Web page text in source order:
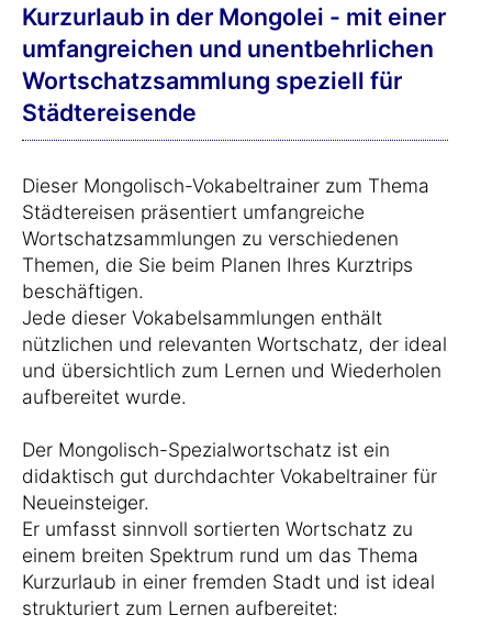
Kurzurlaub in der Mongolei - mit einer
umfangreichen und unentbehrlichen
Wortschatzsammlung speziell für
Städtereisende
Dieser Mongolisch-Vokabeltrainer zum Thema
Städtereisen präsentiert umfangreiche
Wortschatzsammlungen zu verschiedenen
Themen, die Sie beim Planen Ihres Kurztrips
beschäftigen.
Jede dieser Vokabelsammlungen enthält
nützlichen und relevanten Wortschatz, der ideal
und übersichtlich zum Lernen und Wiederholen
aufbereitet wurde.
Der Mongolisch-Spezialwortschatz ist ein
didaktisch gut durchdachter Vokabeltrainer für
Neueinsteiger.
Er umfasst sinnvoll sortierten Wortschatz zu
einem breiten Spektrum rund um das Thema
Kurzurlaub in einer fremden Stadt und ist ideal
strukturiert zum Lernen aufbereitet: